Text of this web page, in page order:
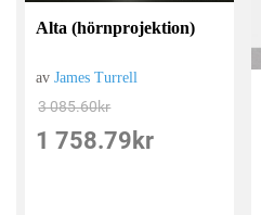
Alta (hörnprojektion)
avJames Turrell
3 085.60kr
1 758.79 kr